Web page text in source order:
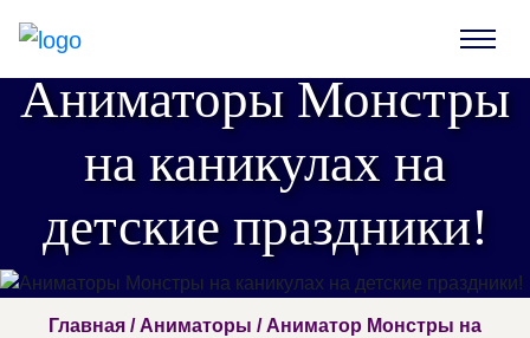
Аниматоры Монстры
на каникулах на
детские праздники!
Главная /Аниматоры / Аниматор Монстры на